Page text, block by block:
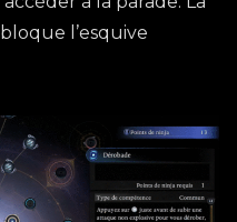
l’esquive